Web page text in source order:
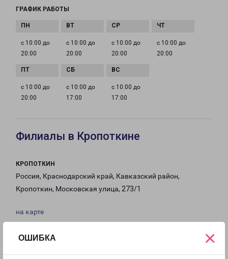
ОШИБКА ×
ГРАФИК РАБОТЫ
с 10:00 до
20:00
с 10:00 до
20:00
с 10:00 до
20:00
с 10:00 до
20:00
с 10:00 до
20:00
с 10:00 до
17:00
с 10:00 до
17:00
Филиалы в Кропоткине
КРОПОТКИН
Россия, Краснодарский край, Кавказский район,
Кропоткин, Московская улица, 273/1
на карте
ТЕЛЕФОН